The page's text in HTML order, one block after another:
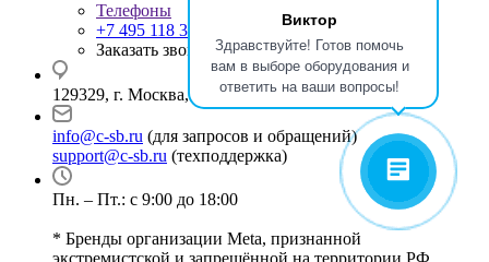
Виктор
Здравствуйте! Готов помочь
вам в выборе оборудования и
ответить на ваши вопросы!
Телефоны
+7 495 118 32 37
Заказать звонок
129329, г. Москва, ул. Кольская, д.1, стр.2
info@c-sb.ru (для запросов и обращений)
support@c-sb.ru (техподдержка)
Пн. – Пт.: с 9:00 до 18:00
* Бренды организации Meta, признанной
экстремистской и запрещённой на территории РФ